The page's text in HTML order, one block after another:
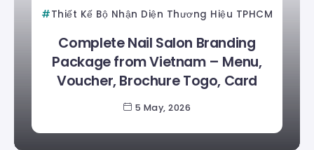
Thiết Kế Bộ Nhận Diện Thương Hiệu TPHCM
Complete Nail Salon Branding
Package from Vietnam – Menu,
Voucher, Brochure Togo, Card
5 May, 2026